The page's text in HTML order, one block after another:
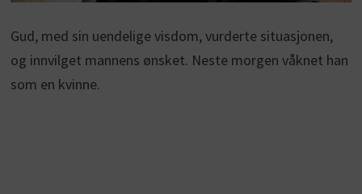
Gud, med sin uendelige visdom, vurderte situasjonen,
og innvilget mannens ønsket. Neste morgen våknet han
som en kvinne.